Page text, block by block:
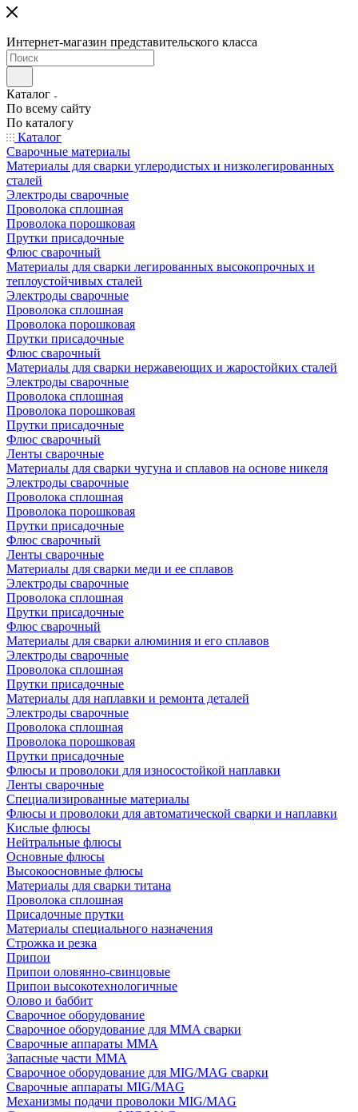
Интернет-магазин представительского класса
Каталог
По всему сайту
По каталогу
Каталог
Сварочные материалы
Материалы для сварки углеродистых и низколегированных
сталей
Электроды сварочные
Проволока сплошная
Проволока порошковая
Прутки присадочные
Флюс сварочный
Материалы для сварки легированных высокопрочных и
теплоустойчивых сталей
Электроды сварочные
Проволока сплошная
Проволока порошковая
Прутки присадочные
Флюс сварочный
Материалы для сварки нержавеющих и жаростойких сталей
Электроды сварочные
Проволока сплошная
Проволока порошковая
Прутки присадочные
Флюс сварочный
Ленты сварочные
Материалы для сварки чугуна и сплавов на основе никеля
Электроды сварочные
Проволока сплошная
Проволока порошковая
Прутки присадочные
Флюс сварочный
Ленты сварочные
Материалы для сварки меди и ее сплавов
Электроды сварочные
Проволока сплошная
Прутки присадочные
Флюс сварочный
Материалы для сварки алюминия и его сплавов
Электроды сварочные
Проволока сплошная
Прутки присадочные
Материалы для наплавки и ремонта деталей
Электроды сварочные
Проволока сплошная
Проволока порошковая
Прутки присадочные
Флюсы и проволоки для износостойкой наплавки
Ленты сварочные
Специализированные материалы
Флюсы и проволоки для автоматической сварки и наплавки
Кислые флюсы
Нейтральные флюсы
Основные флюсы
Высокоосновные флюсы
Материалы для сварки титана
Проволока сплошная
Присадочные прутки
Материалы специального назначения
Строжка и резка
Припои
Припои оловянно-свинцовые
Припои высокотехнологичные
Олово и баббит
Сварочное оборудование
Сварочное оборудование для MMA сварки
Сварочные аппараты MMA
Запасные части MMA
Сварочное оборудование для MIG/MAG сварки
Сварочные аппараты MIG/MAG
Механизмы подачи проволоки MIG/MAG